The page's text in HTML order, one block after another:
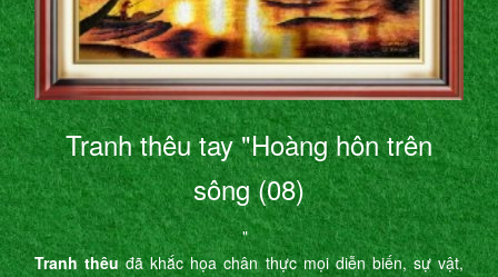
Tranh thêu tay "Hoàng hôn trên
sông (08)
"
Tranh thêuđã khắc họa chân thực mọi diễn biến, sự vật,